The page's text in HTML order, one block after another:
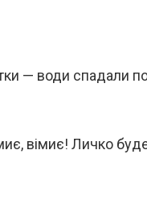
— води спадали
вімиє! Личко